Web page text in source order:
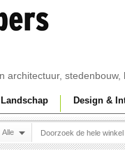
stedenbouw,
Design &
Alle